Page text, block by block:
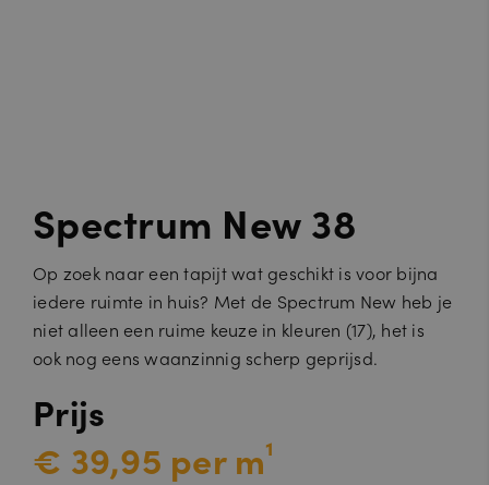
Spectrum New 38
Op zoek naar een tapijt wat geschikt is voor bijna
iedere ruimte in huis? Met de Spectrum New heb je
niet alleen een ruime keuze in kleuren (17), het is
ook nog eens waanzinnig scherp geprijsd.
Prijs
€ 39,95 per m¹